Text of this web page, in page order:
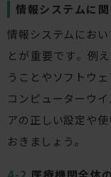
情報システムに
情報システムにお
とが重要です。例
うことやソフトウ
コンピューターウ
アの正しい設定や
おきましょう。